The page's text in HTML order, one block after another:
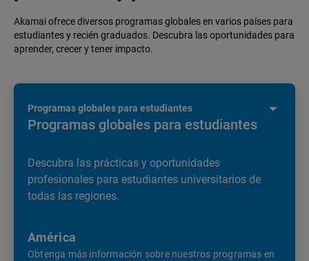
Akamai ofrece diversos programas globales en varios países para
estudiantes y recién graduados. Descubra las oportunidades para
aprender, crecer y tener impacto.
Programas globales para estudiantes
Programas globales para estudiantes
Descubra las prácticas y oportunidades
profesionales para estudiantes universitarios de
todas las regiones.
América
Obtenga más información sobre nuestros programas en